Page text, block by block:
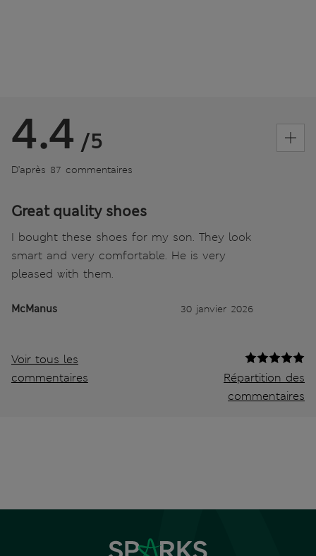
4.4 /5
D’après 87 commentaires
Great quality shoes
I bought these shoes for my son. They look
smart and very comfortable. He is very
pleased with them.
McManus 30 janvier 2026
Voir tous les
commentaires
Répartition des
commentaires